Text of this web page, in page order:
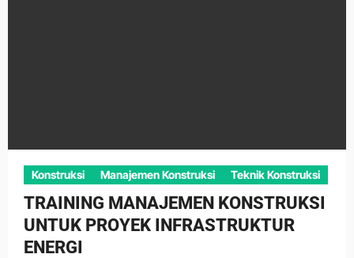
Konstruksi Manajemen Konstruksi Teknik Konstruksi
TRAINING MANAJEMEN KONSTRUKSI
UNTUK PROYEK INFRASTRUKTUR
ENERGI